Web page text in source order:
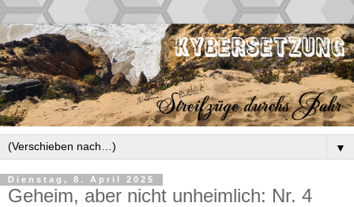
▼
Dienstag, 8. April 2025
Geheim, aber nicht unheimlich: Nr. 4